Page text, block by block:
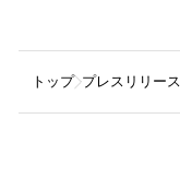
トップ プレスリリース